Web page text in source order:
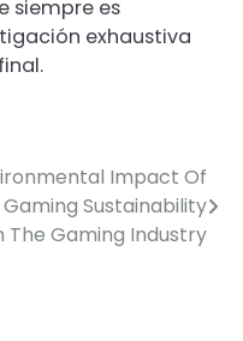
siempre es
exhaustiva
Impact Of
Sustainability
The Gaming Industry